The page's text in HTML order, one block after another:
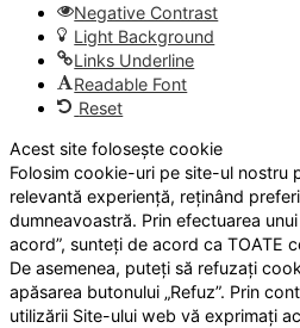
Negative Contrast
Light Background
Links Underline
Readable Font
Reset
Acest site folosește cookie
Folosim cookie-uri pe site-ul nostru
relevantă experiență, reținând
dumneavoastră. Prin efectuarea
acord”, sunteți de acord ca TOATE
De asemenea, puteți să refuzați
apăsarea butonului „Refuz”. Prin
utilizării Site-ului web vă exprimați